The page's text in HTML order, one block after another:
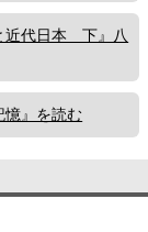
近代日本 下』八
憶』を読む